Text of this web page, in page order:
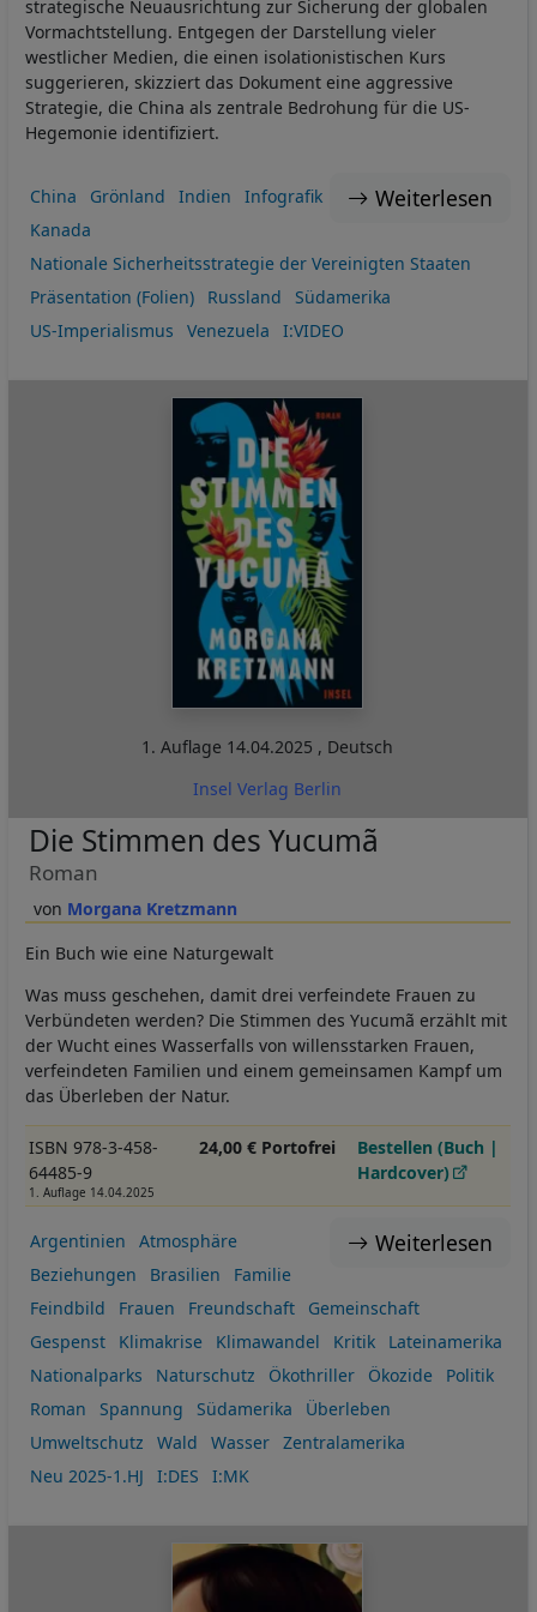
strategische Neuausrichtung zur Sicherung der globalen
Vormachtstellung. Entgegen der Darstellung vieler
westlicher Medien, die einen isolationistischen Kurs
suggerieren, skizziert das Dokument eine aggressive
Strategie, die China als zentrale Bedrohung für die US-
Hegemonie identifiziert.
Weiterlesen
China Grönland Indien
Infografik
Kanada
Nationale Sicherheitsstrategie der Vereinigten Staaten
Präsentation (Folien)
Russland
Südamerika
US-Imperialismus
Venezuela I:VIDEO
1. Auflage 14.04.2025 , Deutsch
Insel Verlag Berlin
Morgana Kretzmann
Die Stimmen des Yucumã
Roman
Ein Buch wie eine Naturgewalt
Was muss geschehen, damit drei verfeindete Frauen zu
Verbündeten werden? Die Stimmen des Yucumã erzählt mit
der Wucht eines Wasserfalls von willensstarken Frauen,
verfeindeten Familien und einem gemeinsamen Kampf um
das Überleben der Natur.
ISBN 978-3-458-
64485-9
1. Auflage 14.04.2025
24,00 € Portofrei
Bestellen (Buch |
Hardcover)
Weiterlesen
Argentinien
Atmosphäre
Beziehungen
Brasilien
Familie
Feindbild
Frauen Freundschaft
Gemeinschaft
Gespenst
Klimakrise Klimawandel Kritik
Lateinamerika
Nationalparks
Naturschutz Ökothriller Ökozide
Politik
Roman
Spannung Südamerika
Überleben
Umweltschutz
Wald Wasser
Zentralamerika
Neu 2025-1.HJ
I:DES I:MK